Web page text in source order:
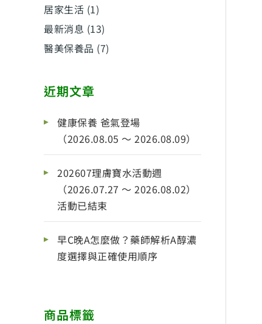
居家生活 (1)
最新消息 (13)
醫美保養品 (7)
近期文章
健康保養 爸氣登場
（2026.08.05 ～ 2026.08.09）
202607理膚寶水活動週
（2026.07.27 ～ 2026.08.02）
活動已結束
早C晚A怎麼做？藥師解析A醇濃
度選擇與正確使用順序
商品標籤